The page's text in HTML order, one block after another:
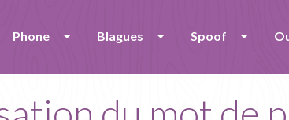
Phone Blagues Spoof